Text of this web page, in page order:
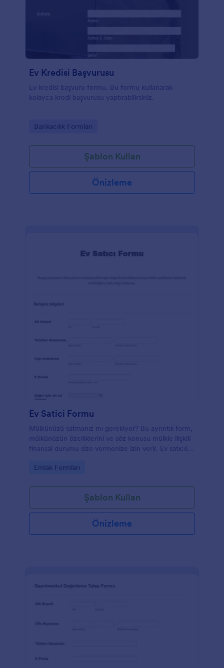
Ev Kredisi Başvurusu
Ev kredisi başvuru formu. Bu formu kullanarak
kolayca kredi başvurusu yaptırabilirsiniz.
Go to Category:
Bankacılık Formları
Şablon Kullan
Önizleme
Ev Satici Formu
Mülkünüzü satmanız mı gerekiyor? Bu ayrıntılı form,
mülkünüzün özelliklerini ve söz konusu mülkle ilişkili
finansal durumu size vermenize izin verir. Ev satıcıları
Go to Category:
Emlak Formları
Şablon Kullan
Önizleme